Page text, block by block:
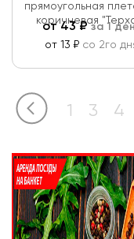
прямоугольная
коричневая
250х160 Н-60 мм
от43₽за 1
от 13 ₽ со 2го
1 3 4